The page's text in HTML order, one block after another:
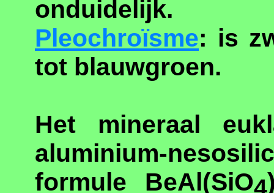
onduidelijk.
Pleochroïsme: is
tot blauwgroen.
Het mineraal
aluminium-
formule BeAl(SiO